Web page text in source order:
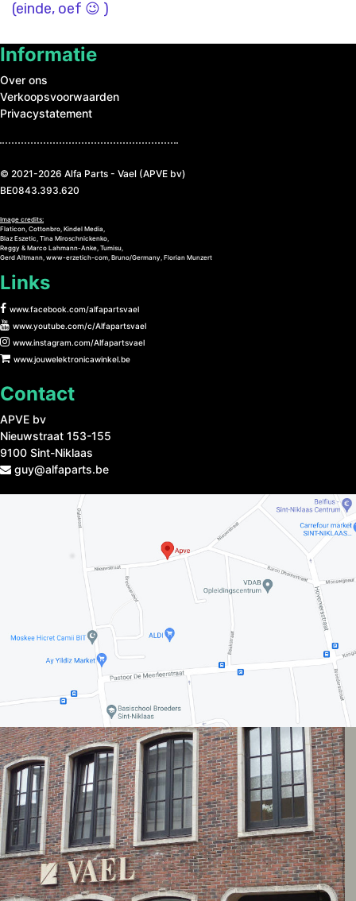
(einde, oef 😉 )
Informatie
Over ons
Verkoopsvoorwaarden
Privacystatement
© 2021-2026 Alfa Parts - Vael (APVE bv)
BE0843.393.620
Image credits:
Flaticon, Cottonbro, Kindel Media,
Blaz Eszetic, Tina Miroschnickenko,
Reggy & Marco Lahmann-Anke, Tumisu,
Gerd Altmann, www-erzetich-com, Bruno/Germany, Florian Munzert
Links
www.facebook.com/alfapartsvael
www.youtube.com/c/Alfapartsvael
www.instagram.com/Alfapartsvael
www.jouwelektronicawinkel.be
Contact
APVE bv
Nieuwstraat 153-155
9100 Sint-Niklaas
guy@alfaparts.be